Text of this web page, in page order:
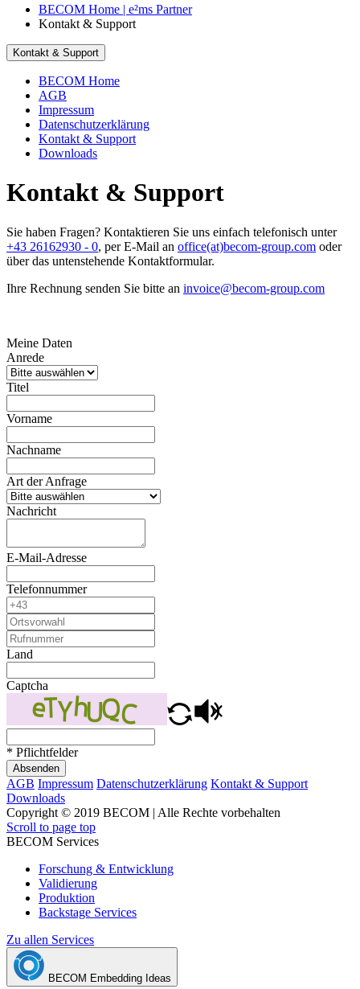
BECOM Home | e²ms Partner
Kontakt & Support
Kontakt & Support
BECOM Home
AGB
Impressum
Datenschutzerklärung
Kontakt & Support
Downloads
Kontakt & Support
Sie haben Fragen? Kontaktieren Sie uns einfach telefonisch unter
+43 26162930 - 0, per E-Mail an office(at)becom-group.com oder
über das untenstehende Kontaktformular.
Ihre Rechnung senden Sie bitte an invoice@becom-group.com
Meine Daten
Anrede
Titel
Vorname
Nachname
Art der Anfrage
Nachricht
E-Mail-Adresse
Telefonnummer
Land
Captcha
* Pflichtfelder
Absenden
AGB Impressum Datenschutzerklärung Kontakt & Support
Downloads
Copyright © 2019 BECOM | Alle Rechte vorbehalten
Scroll to page top
BECOM Services
Forschung & Entwicklung
Validierung
Produktion
Backstage Services
Zu allen Services
BECOM Embedding Ideas